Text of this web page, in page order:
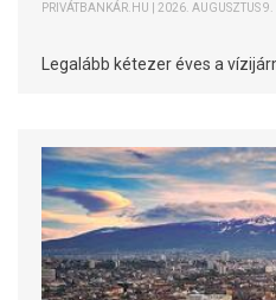
PRIVÁTBANKÁR.HU | 2026. AUGUSZTUS
Legalább kétezer éves a